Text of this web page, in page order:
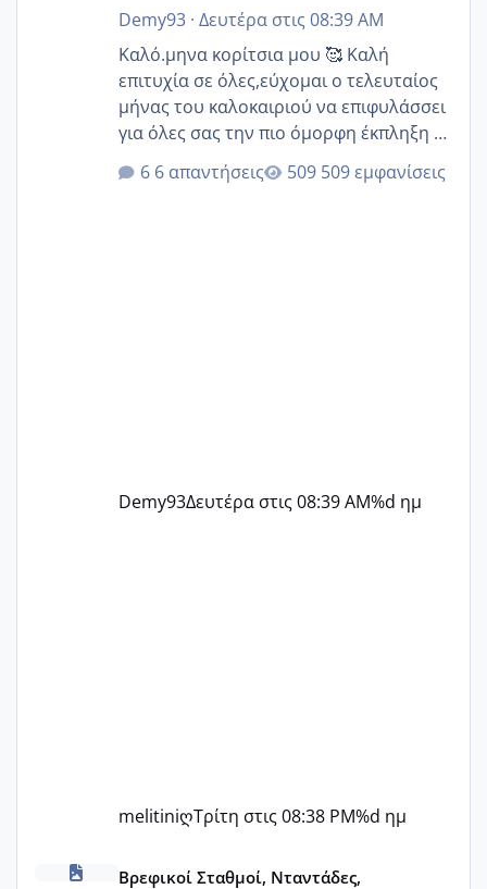
Demy93· Δευτέρα στις 08:39 AM
Καλό.μηνα κορίτσια μου 🥰 Καλή
επιτυχία σε όλες,εύχομαι ο τελευταίος
μήνας του καλοκαιριού να επιφυλάσσει
για όλες σας την πιο όμορφη έκπληξη 🧿
@Elk @Melikara86 @Παρασκευαιδου
@Zenia z @melitiniღ @Christi.D.
6 απαντήσεις 509 εμφανίσεις
Demy93Δευτέρα στις 08:39 AM%d ημ
melitiniღΤρίτη στις 08:38 PM%d ημ
ΠΑΙΔΙΚΟΙ ΣΤΑΘΜΟΙ ΜΕ ΕΣΠΑ
Βρεφικοί Σταθμοί, Νταντάδες,